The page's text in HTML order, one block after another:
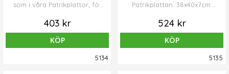
som i våra Patrikplattor, för
balansövningar. Formstabil.
403 kr
KÖP
5134
Patrikplattan. 38x40x7cm.
524 kr
KÖP
5135